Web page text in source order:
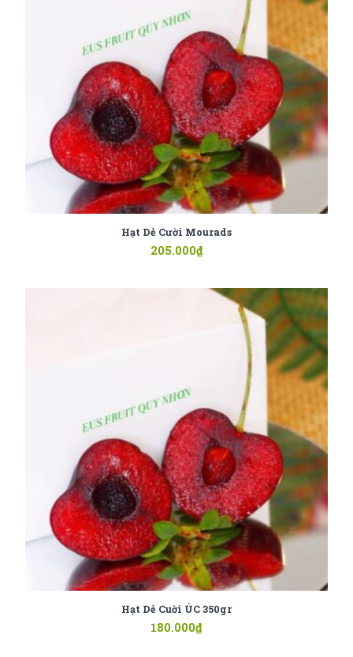
Hạt Dẻ Cười Mourads
205.000₫
Hạt Dẻ Cuời ÚC 350gr
180.000₫